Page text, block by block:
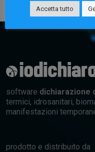
software dichiarazione
termici, idrosanitari,
manifestazioni
prodotto e distribuito da
Accetta tutto